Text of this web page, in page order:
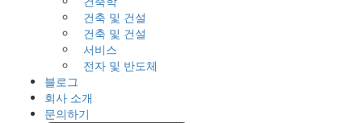
건축 및 건설
건축 및 건설
서비스
전자 및 반도체
블로그
회사 소개
문의하기